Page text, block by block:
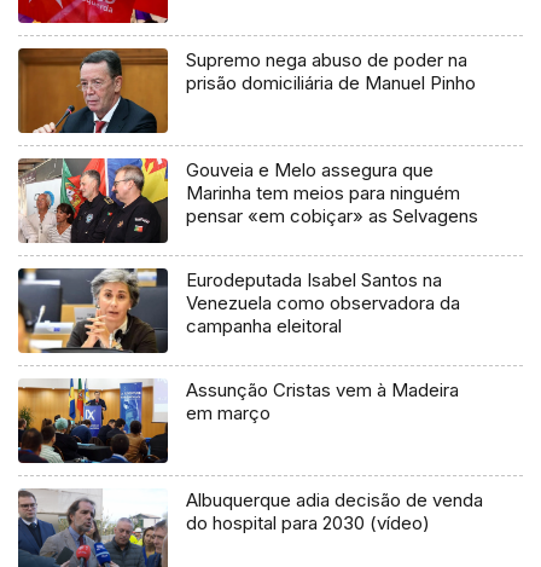
Supremo nega abuso de poder na
prisão domiciliária de Manuel Pinho
Gouveia e Melo assegura que
Marinha tem meios para ninguém
pensar «em cobiçar» as Selvagens
Eurodeputada Isabel Santos na
Venezuela como observadora da
campanha eleitoral
Assunção Cristas vem à Madeira
em março
Albuquerque adia decisão de venda
do hospital para 2030 (vídeo)